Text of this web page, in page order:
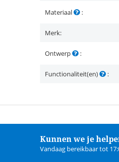
Materiaal :
Merk:
Ontwerp :
Functionaliteit(en) :
Kunnen we je
Vandaag bereikbaar tot